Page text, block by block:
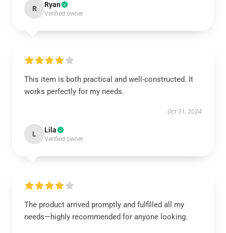
R Ryan
Verified owner
This item is both practical and well-constructed. It
works perfectly for my needs.
Oct 31, 2024
L Lila
Verified owner
The product arrived promptly and fulfilled all my
needs—highly recommended for anyone looking.